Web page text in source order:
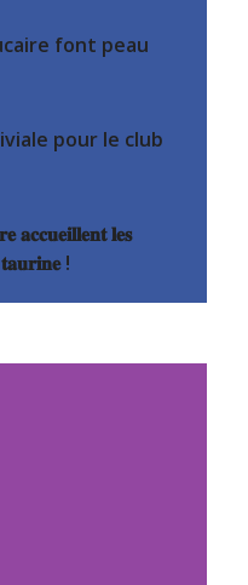
font peau
pour le club
𝐥𝐞𝐬
!